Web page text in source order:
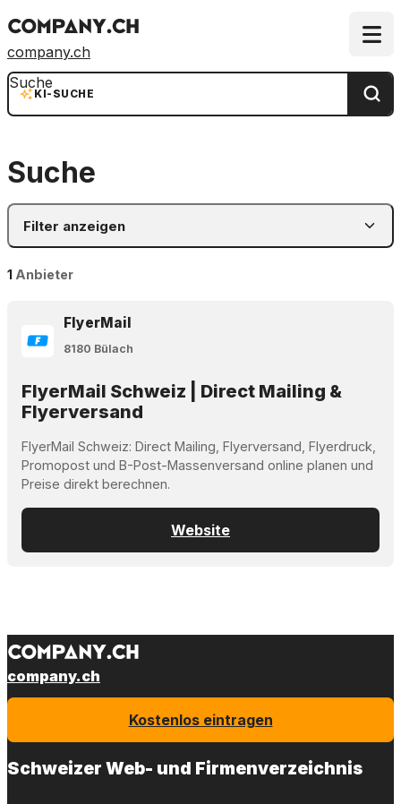
company.ch
KI-SUCHE
Suche
Suche
Filter anzeigen
1 Anbieter
FlyerMail
8180 Bülach
FlyerMail Schweiz | Direct Mailing &
Flyerversand
FlyerMail Schweiz: Direct Mailing, Flyerversand, Flyerdruck,
Promopost und B-Post-Massenversand online planen und
Preise direkt berechnen.
Website
company.ch
Kostenlos eintragen
Schweizer Web- und Firmenverzeichnis